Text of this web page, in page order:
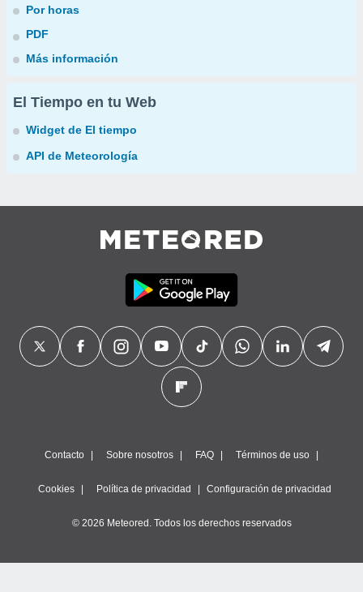
Por horas
PDF
Más información
El Tiempo en tu Web
Widget de El tiempo
API de Meteorología
Contacto Sobre nosotros FAQ Términos de uso
Cookies Política de privacidad Configuración de privacidad
© 2026 Meteored. Todos los derechos reservados